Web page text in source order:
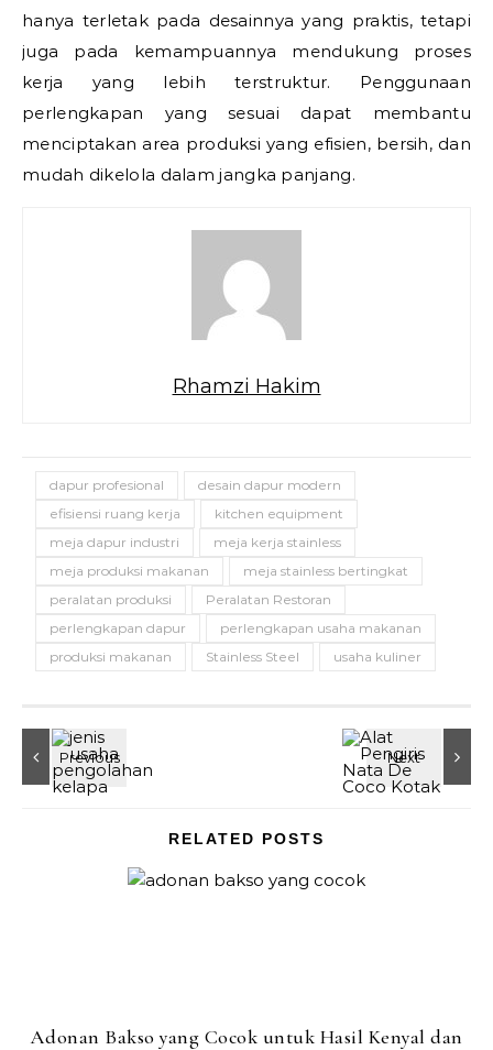
hanya terletak pada desainnya yang praktis, tetapi
juga pada kemampuannya mendukung proses
kerja yang lebih terstruktur. Penggunaan
perlengkapan yang sesuai dapat membantu
menciptakan area produksi yang efisien, bersih, dan
mudah dikelola dalam jangka panjang.
Rhamzi Hakim
dapur profesional
desain dapur modern
efisiensi ruang kerja
kitchen equipment
meja dapur industri
meja kerja stainless
meja produksi makanan
meja stainless bertingkat
peralatan produksi
Peralatan Restoran
perlengkapan dapur
perlengkapan usaha makanan
produksi makanan
Stainless Steel usaha kuliner
RELATED POSTS
Adonan Bakso yang Cocok untuk Hasil Kenyal dan